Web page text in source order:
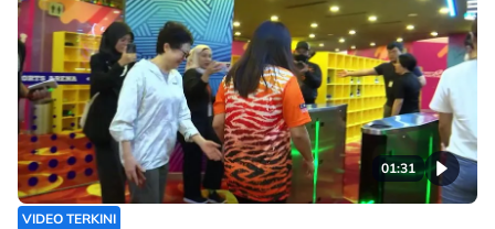
01:31
VIDEO TERKINI